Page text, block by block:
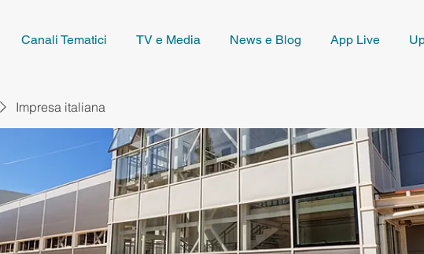
Canali Tematici TV e Media News e Blog App Live
Impresa italiana